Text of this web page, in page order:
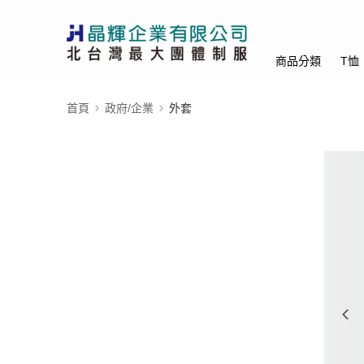
商品分類 T恤
首頁 政府/企業 外套